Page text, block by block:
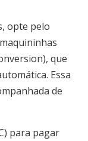
opte pelo
que
Essa
de
para pagar